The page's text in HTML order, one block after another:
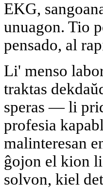
EKG,
unuagon. Tio
pensado, al
Li' menso
traktas
speras — li
profesia
malinteresan
ĝojon el kion
solvon, kiel